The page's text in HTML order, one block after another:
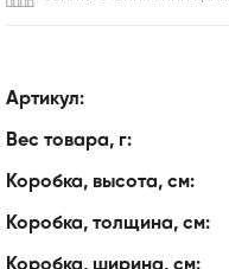
Артикул:
Вес товара, г:
Коробка, высота, см:
Коробка, толщина, см:
Коробка, ширина, см: